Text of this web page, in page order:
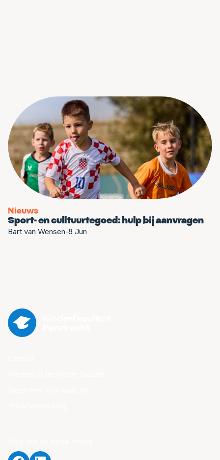
Nieuws
Sport- en culltuurtegoed: hulp bij aanvragen
Bart van Wensen-8 Jun